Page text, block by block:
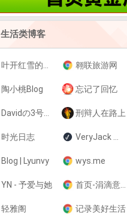
生活类博客
叶开红雪的博客 翱联旅游网
陶小桃Blog 忘记了回忆
Davidの3号基地 刑辩人在路上
时光日志 VeryJack 的个人空间
Blog | Lyunvy wys.me
YN - 予爱与她 首页-涓滴意念汇成河
轻雅阁 记录美好生活